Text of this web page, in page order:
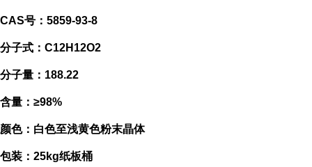
CAS号：5859-93-8
分子式：C12H12O2
分子量：188.22
含量：≥98%
颜色：白色至浅黄色粉末晶体
包装：25kg纸板桶